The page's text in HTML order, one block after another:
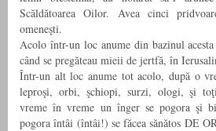
Scăldătoarea Oilor. Avea cinci
omeneşti.
Acolo într-un loc anume din bazinul
când se pregăteau mieii de jertfă, în
Într-un alt loc anume tot acolo, după o
leproşi, orbi, şchiopi, surzi, ologi, şi
vreme în vreme un înger se pogora şi
pogora întâi (întâi!) se făcea sănătos DE